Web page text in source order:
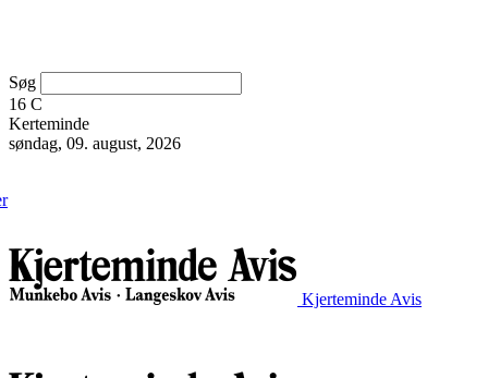
Søg
16 C
Kerteminde
søndag, 09. august, 2026
Kjerteminde Avis